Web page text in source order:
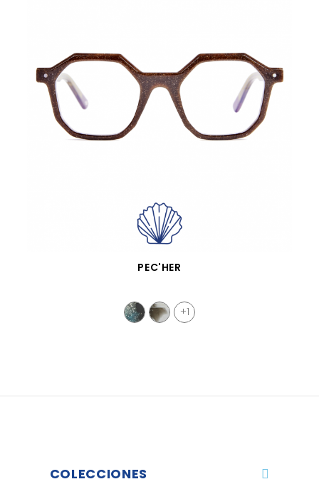
VISTA RÁPIDA
PEC'HER
+1
COLECCIONES